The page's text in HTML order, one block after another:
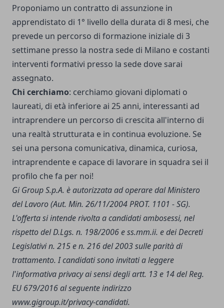
Proponiamo un contratto di assunzione in
apprendistato di 1° livello della durata di 8 mesi, che
prevede un percorso di formazione iniziale di 3
settimane presso la nostra sede di Milano e costanti
interventi formativi presso la sede dove sarai
assegnato.
Chi cerchiamo: cerchiamo giovani diplomati o
laureati, di età inferiore ai 25 anni, interessanti ad
intraprendere un percorso di crescita all'interno di
una realtà strutturata e in continua evoluzione. Se
sei una persona comunicativa, dinamica, curiosa,
intraprendente e capace di lavorare in squadra sei il
profilo che fa per noi!
Gi Group S.p.A. è autorizzata ad operare dal Ministero
del Lavoro (Aut. Min. 26/11/2004 PROT. 1101 - SG).
L'offerta si intende rivolta a candidati ambosessi, nel
rispetto del D.Lgs. n. 198/2006 e ss.mm.ii. e dei Decreti
Legislativi n. 215 e n. 216 del 2003 sulle parità di
trattamento. I candidati sono invitati a leggere
l'informativa privacy ai sensi degli artt. 13 e 14 del Reg.
EU 679/2016 al seguente indirizzo
www.gigroup.it/privacy-candidati.